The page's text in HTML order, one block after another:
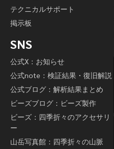
テクニカルサポート
掲示板
SNS
公式X：お知らせ
公式note：検証結果・復旧解説
公式ブログ：解析結果まとめ
ビーズブログ：ビーズ製作
ビーズ：四季折々のアクセサリ
ー
山岳写真館：四季折々の山脈